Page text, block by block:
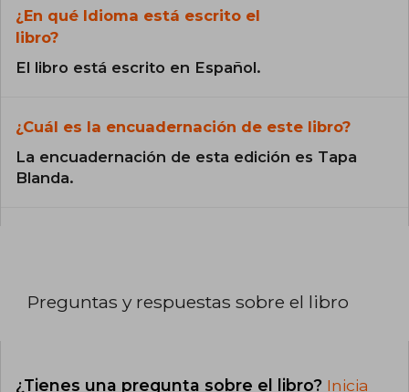
¿En qué Idioma está escrito el
libro?
El libro está escrito en Español.
¿Cuál es la encuadernación de este libro?
La encuadernación de esta edición es Tapa
Blanda.
Preguntas y respuestas sobre el libro
¿Tienes una pregunta sobre el libro? Inicia